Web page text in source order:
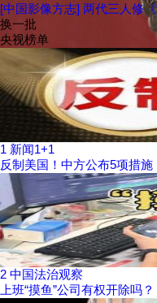
[中国影像方志] 两代三人修
换一批
央视榜单
1 新闻1+1
反制美国！中方公布5项措施
2 中国法治观察
上班“摸鱼”公司有权开除吗？